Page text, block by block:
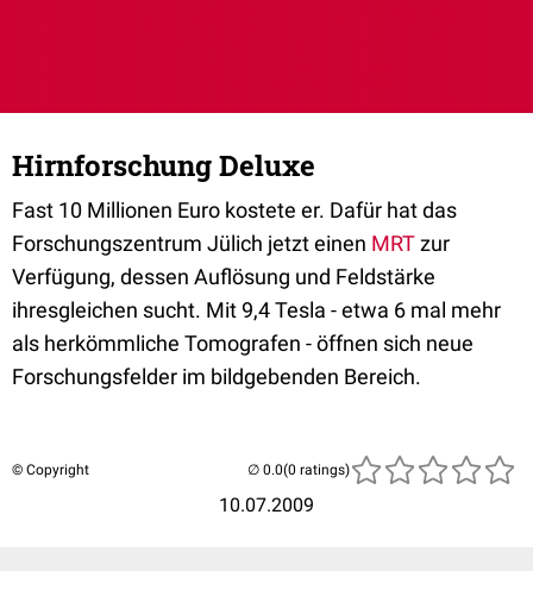
Hirnforschung Deluxe
Fast 10 Millionen Euro kostete er. Dafür hat das
Forschungszentrum Jülich jetzt einen MRTzur
Verfügung, dessen Auflösung und Feldstärke
ihresgleichen sucht. Mit 9,4 Tesla - etwa 6 mal mehr
als herkömmliche Tomografen - öffnen sich neue
Forschungsfelder im bildgebenden Bereich.
© Copyright
10.07.2009
(0 ratings)